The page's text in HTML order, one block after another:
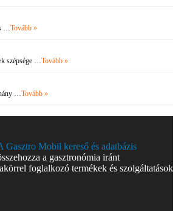
… Tovább »
szépsége … Tovább »
… Tovább »
Gasztro Mobil kereső és adatbázis
a gasztronómia iránt
foglalkozó termékek és szolgáltatások